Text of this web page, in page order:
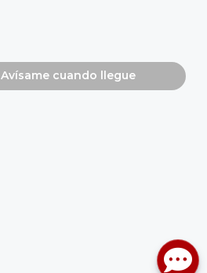
Avísame cuando llegue